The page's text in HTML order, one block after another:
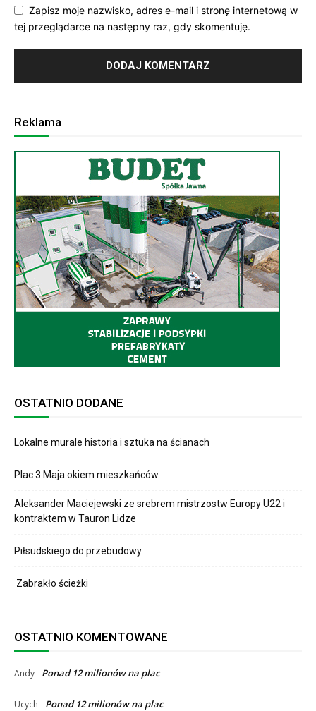
Zapisz moje nazwisko, adres e-mail i stronę internetową w
tej przeglądarce na następny raz, gdy skomentuję.
Reklama
OSTATNIO DODANE
Lokalne murale historia i sztuka na ścianach
Plac 3 Maja okiem mieszkańców
Aleksander Maciejewski ze srebrem mistrzostw Europy U22 i
kontraktem w Tauron Lidze
Piłsudskiego do przebudowy
Zabrakło ścieżki
OSTATNIO KOMENTOWANE
Andy- Ponad 12 milionów na plac
Ucych - Ponad 12 milionów na plac